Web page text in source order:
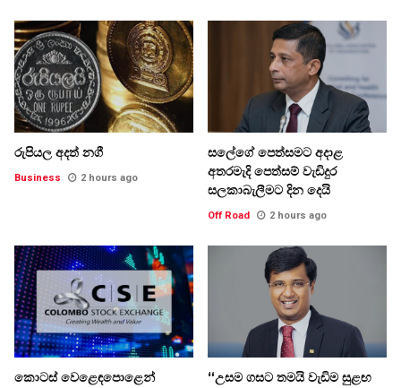
රුපියල අදත් නගී
Business 2 hours ago
සලේගේ පෙත්සමට අදාළ
අතරමැදි පෙත්සම් වැඩිදුර
සලකාබැලීමට දින දෙයි
Off Road 2 hours ago
කොටස් වෙළෙඳපොළෙන්
“උසම ගසට තමයි වැඩිම සුළඟ